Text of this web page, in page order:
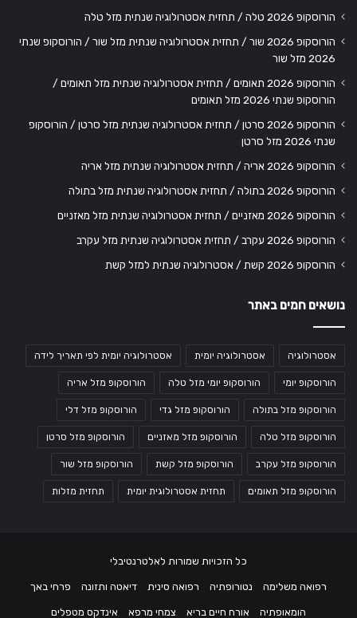
הורוסקופ 2026 טלה / תחזית אסטרולוגיה שנתית מזל טלה
הורוסקופ 2026 שור / תחזית אסטרולוגיה שנתית מזל שור / הורוסקופ שנתי
2026 מזל שור
הורוסקופ 2026 תאומים / תחזית אסטרולוגיה שנתית מזל תאומים /
הורוסקופ שנתי 2026 מזל תאומים
הורוסקופ 2026 סרטן / תחזית אסטרולוגיה שנתית מזל סרטן / הורוסקופ
שנתי 2026 מזל סרטן
הורוסקופ 2026 אריה / תחזית אסטרולוגיה שנתית מזל אריה
הורוסקופ 2026 בתולה / תחזית אסטרולוגיה שנתית מזל בתולה
הורוסקופ 2026 מאזניים / תחזית אסטרולוגיה שנתית מזל מאזניים
הורוסקופ 2026 עקרב / תחזית אסטרולוגיה שנתית מזל עקרב
הורוסקופ 2026 קשת / אסטרולוגיה שנתית למזל קשת
נושאים חמים באתר
אסטרולוגיה אסטרולוגיה יומית אסטרולוגיה יומית לפי תאריך לידה
הורוסקופ יומי הורוסקופ יומי מזל טלה הורוסקופ מזל אריה
הורוסקופ מזל בתולה הורוסקופ מזל גדי הורוסקופ מזל דלי
הורוסקופ מזל טלה הורוסקופ מזל מאזניים הורוסקופ מזל סרטן
הורוסקופ מזל עקרב הורוסקופ מזל קשת הורוסקופ מזל שור
הורוסקופ מזל תאומים תחזית אסטרולוגית יומית תחזית מזלות
כל הזכויות שמורות לאלטרנטיבלי
רפואה משלימה נטורופתיה רפואה סינית דיאטה ותזונה פרחי באך
הומאופתיה אורח חיים בריא צמחי מרפא אינדקס מטפלים